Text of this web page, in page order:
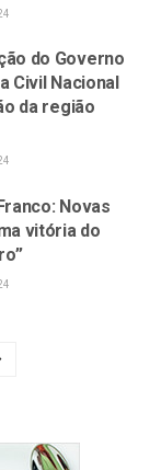
do Governo
Civil Nacional
da região
Novas
vitória do